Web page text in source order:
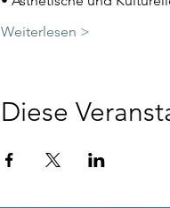
Weiterlesen >
Diese